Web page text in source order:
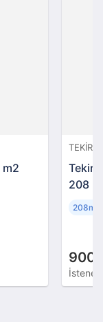
208
208m